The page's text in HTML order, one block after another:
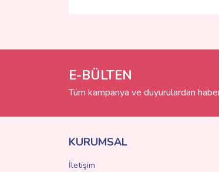
Ürün resmi kalitesiz, bozuk veya
Bu ürüne benzer farklı alternatifler
E-BÜLTEN
Tüm kampanya ve duyurulardan
KURUMSAL
İletişim